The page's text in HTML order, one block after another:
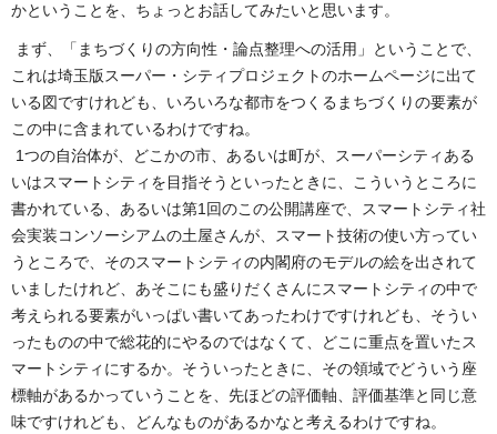
かということを、ちょっとお話してみたいと思います。
まず、「まちづくりの方向性・論点整理への活用」ということで、
これは埼玉版スーパー・シティプロジェクトのホームページに出て
いる図ですけれども、いろいろな都市をつくるまちづくりの要素が
この中に含まれているわけですね。
1つの自治体が、どこかの市、あるいは町が、スーパーシティある
いはスマートシティを目指そうといったときに、こういうところに
書かれている、あるいは第1回のこの公開講座で、スマートシティ社
会実装コンソーシアムの土屋さんが、スマート技術の使い方ってい
うところで、そのスマートシティの内閣府のモデルの絵を出されて
いましたけれど、あそこにも盛りだくさんにスマートシティの中で
考えられる要素がいっぱい書いてあったわけですけれども、そうい
ったものの中で総花的にやるのではなくて、どこに重点を置いたス
マートシティにするか。そういったときに、その領域でどういう座
標軸があるかっていうことを、先ほどの評価軸、評価基準と同じ意
味ですけれども、どんなものがあるかなと考えるわけですね。